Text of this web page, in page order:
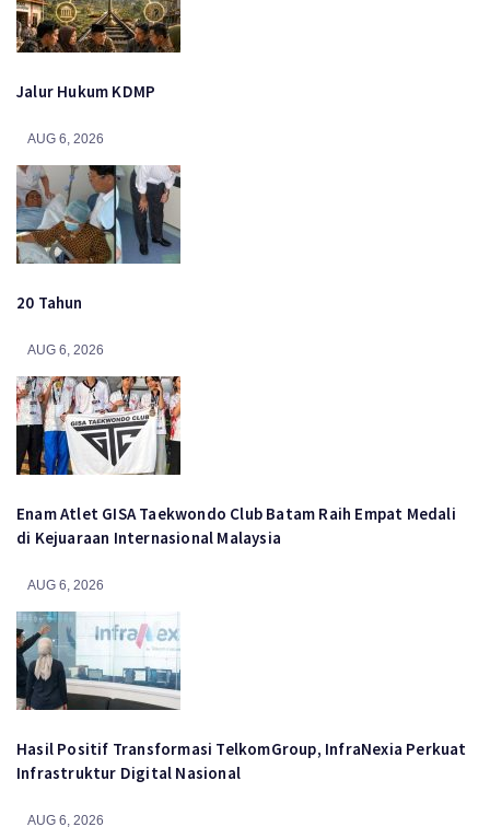
Jalur Hukum KDMP
AUG 6, 2026
20 Tahun
AUG 6, 2026
Enam Atlet GISA Taekwondo Club Batam Raih Empat Medali
di Kejuaraan Internasional Malaysia
AUG 6, 2026
Hasil Positif Transformasi TelkomGroup, InfraNexia Perkuat
Infrastruktur Digital Nasional
AUG 6, 2026